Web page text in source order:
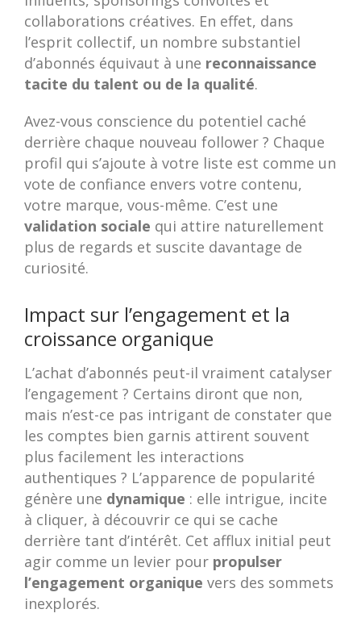
collaborations créatives. En effet, dans
l’esprit collectif, un nombre substantiel
d’abonnés équivaut à une reconnaissance
tacite du talent ou de la qualité.
Avez-vous conscience du potentiel caché
derrière chaque nouveau follower ? Chaque
profil qui s’ajoute à votre liste est comme un
vote de confiance envers votre contenu,
votre marque, vous-même. C’est une
validation sociale qui attire naturellement
plus de regards et suscite davantage de
curiosité.
Impact sur l’engagement et la
croissance organique
L’achat d’abonnés peut-il vraiment catalyser
l’engagement ? Certains diront que non,
mais n’est-ce pas intrigant de constater que
les comptes bien garnis attirent souvent
plus facilement les interactions
authentiques ? L’apparence de popularité
génère une dynamique : elle intrigue, incite
à cliquer, à découvrir ce qui se cache
derrière tant d’intérêt. Cet afflux initial peut
agir comme un levier pour propulser
l’engagement organique vers des sommets
inexplorés.